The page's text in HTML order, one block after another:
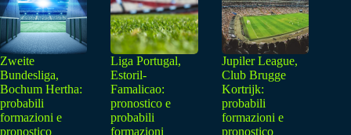
Zweite
Bundesliga,
Bochum Hertha:
probabili
formazioni e
pronostico
Liga Portugal,
Estoril-
Famalicao:
pronostico e
probabili
formazioni
Jupiler League,
Club Brugge
Kortrijk:
probabili
formazioni e
pronostico